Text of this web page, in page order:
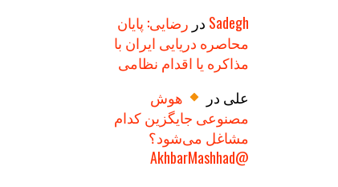
Sadegh در رضایی: پایان
محاصره دریایی ایران با
مذاکره یا اقدام نظامی
علی در
هوش
مصنوعی جایگزین کدام
مشاغل می‌شود؟
@AkhbarMashhad